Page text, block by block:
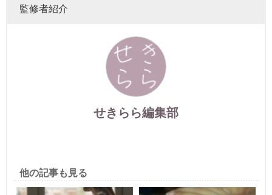
監修者紹介
せきらら編集部
他の記事も見る